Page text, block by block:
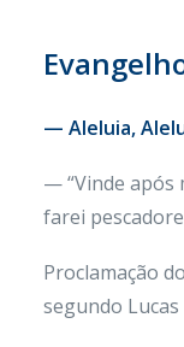
— Aleluia,
— “Vinde após
farei
Proclamação
segundo Lucas